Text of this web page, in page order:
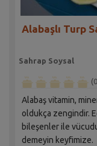
Alabaşlı Turp
Sahrap Soysal
Alabaş vitamin,
oldukça zengindir. Ee bir de içerdiği birçok vitamin ve
bileşenler ile
demeyin keyfimize.